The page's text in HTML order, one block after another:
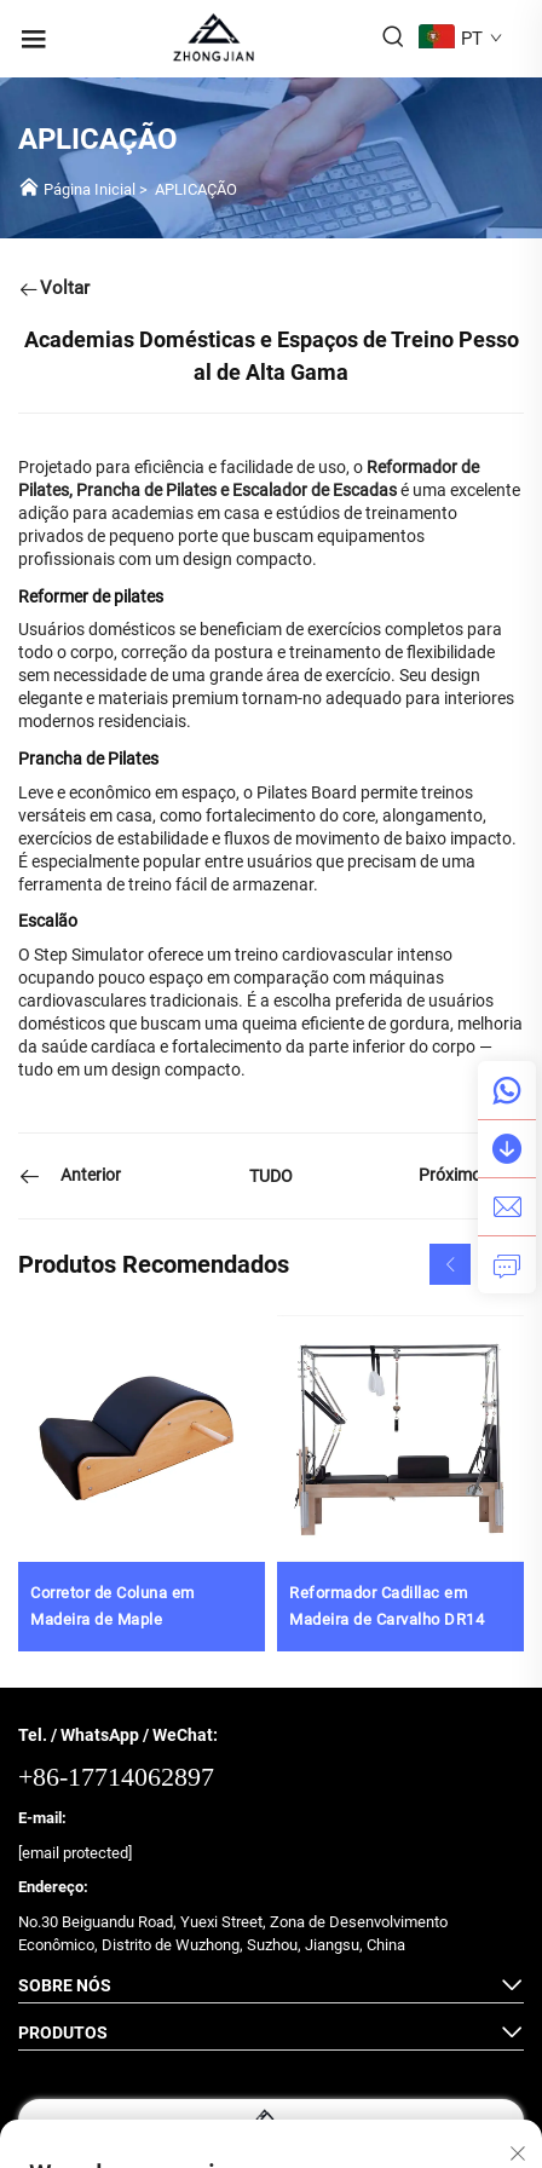
PT
APLICAÇÃO
Página Inicial > APLICAÇÃO
Voltar
Academias Domésticas e Espaços de Treino Pesso
al de Alta Gama
Projetado para eficiência e facilidade de uso, o Reformador de
Pilates, Prancha de Pilates e Escalador de Escadasé uma excelente
adição para academias em casa e estúdios de treinamento
privados de pequeno porte que buscam equipamentos
profissionais com um design compacto.
Reformer de pilates
Usuários domésticos se beneficiam de exercícios completos para
todo o corpo, correção da postura e treinamento de flexibilidade
sem necessidade de uma grande área de exercício. Seu design
elegante e materiais premium tornam-no adequado para interiores
modernos residenciais.
Prancha de Pilates
Leve e econômico em espaço, o Pilates Board permite treinos
versáteis em casa, como fortalecimento do core, alongamento,
exercícios de estabilidade e fluxos de movimento de baixo impacto.
É especialmente popular entre usuários que precisam de uma
ferramenta de treino fácil de armazenar.
Escalão
O Step Simulator oferece um treino cardiovascular intenso
ocupando pouco espaço em comparação com máquinas
cardiovasculares tradicionais. É a escolha preferida de usuários
domésticos que buscam uma queima eficiente de gordura, melhoria
da saúde cardíaca e fortalecimento da parte inferior do corpo —
tudo em um design compacto.
Anterior TUDO Próximo
Produtos Recomendados
Corretor de Coluna em
Madeira de Maple
Reformador Cadillac em
Madeira de Carvalho DR14
Tel. / WhatsApp / WeChat:
+86-17714062897
E-mail:
[email protected]
Endereço:
No.30 Beiguandu Road, Yuexi Street, Zona de Desenvolvimento
Econômico, Distrito de Wuzhong, Suzhou, Jiangsu, China
SOBRE NÓS
PRODUTOS